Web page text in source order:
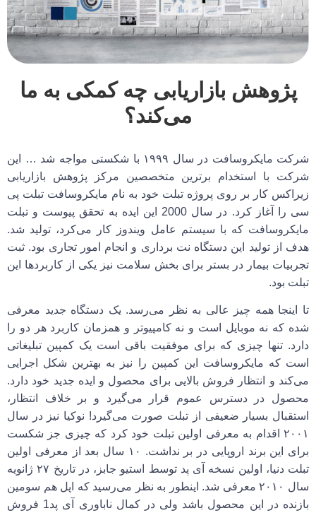
پژوهش بازاریابی چه کمکی به ما
می‌کند؟
شرکت مایکروسافت در سال ۱۹۹۹ با شکستی مواجه شد … این
شرکت با استخدام برترین متخصصین مرکز پژوهش بازاریابی
زیراکس کار بر روی پروژه تبلت خود به نام مایکروسافت تبلت پی
سی را آغاز کرد. در سال 2000 این ایده به تحقق پیوست و تبلت
مایکروسافت که با سیستم عامل ویندوز کار می‌کرد، تولید شد.
هدف از تولید این دستگاه نت برداری و انجام امور تجاری بود. ثبت
تجربیات بیمار در بستر برای بخش سلامت نیز یکی از کاربرد‌ها این
تبلت بود.
تا اینجا همه چیز عالی به نظر می‌رسد. یک دستگاه جدید معرفی
شده که نه موبایل است و نه کامپیوتر و همزمان کاربرد هر دو را
دارد. تنها چیزی که برای موفقیت باقی است یک کمپین تبلیغاتی
است که مایکروسافت این کمپین را نیز به بهترین شکل اجرایی
می‌کند و انتظار فروش بالایی برای محصول و ایده جدید خود دارد.
محصول در دسترس عموم قرار می‌گیرد و بر خلاف انتظار،
استقبال بسیار ضعیفی از تبلت صورت می‌گیرد! نوکیا نیز در سال
۲۰۰۱ اقدام به معرفی اولین تبلت خود کرد که چیزی جز شکست
برای این برند اروپایی در بر نداشت. ۱۰ سال بعد از معرفی اولین
تبلت دنیا، اولین نسخه آی پد توسط استیو جابز، در تاریخ ۲۷ ژانویه
سال ۲۰۱۰ معرفی شد. اینطور به نظر می‌رسید که اپل هم سومین
بازنده در این محصول باشد ولی در کمال ناباوری آی پد1 فروش